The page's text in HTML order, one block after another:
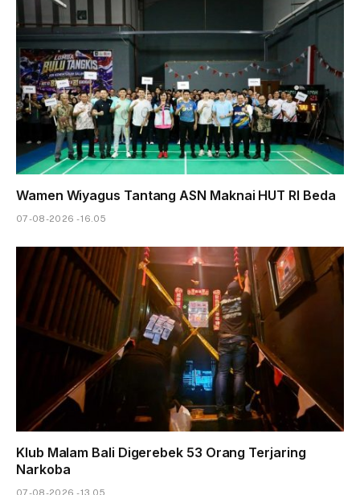
Wamen Wiyagus Tantang ASN Maknai HUT RI Beda
07-08-2026 - 16.05
Klub Malam Bali Digerebek 53 Orang Terjaring
Narkoba
07-08-2026 - 13.05